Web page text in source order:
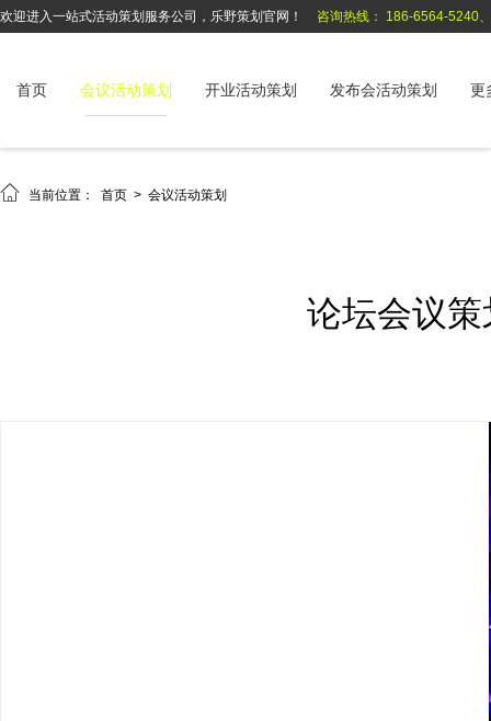
欢迎进入一站式活动策划服务公司，乐野策划官网！ 咨询热线： 186-6564-5240
首页 会议活动策划 开业活动策划 发布会活动策划 更
 当前位置： 首页 > 会议活动策划
论坛会议